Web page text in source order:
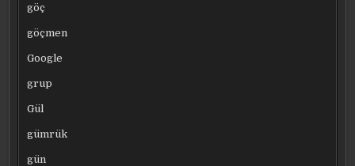
göç
göçmen
Google
grup
Gül
gümrük
gün